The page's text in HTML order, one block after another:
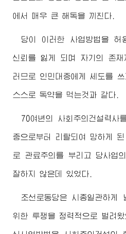
에서 매우 큰 해독을 끼친다.
당이 이러한 사업방법을 허
신뢰를 잃게 되며 자기의 존
러므로 인민대중에게 세도를
스스로 독약을 먹는것과 같다.
70여년의 사회주의건설력사
중으로부터 리탈되여 망하게
로 관료주의를 부리고 당사업
잘하지 않은데 있었다.
조선로동당은 시종일관하게
위한 투쟁을 정력적으로 벌려